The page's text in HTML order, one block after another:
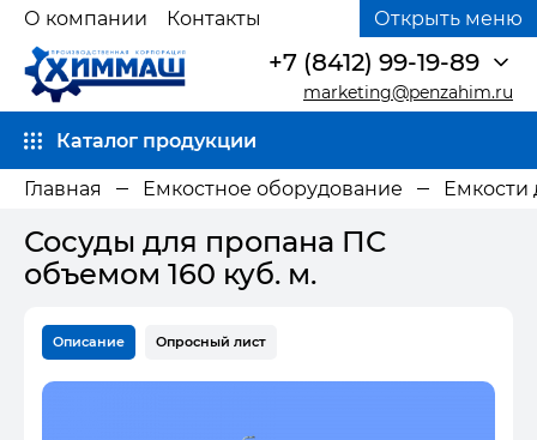
О компании Контакты Открыть меню
Каталог продукции
marketing@penzahim.ru
+7 (8412) 99-19-89
Главная Емкостное оборудование Емкости
Сосуды для пропана ПС
объемом 160 куб. м.
Описание Опросный лист